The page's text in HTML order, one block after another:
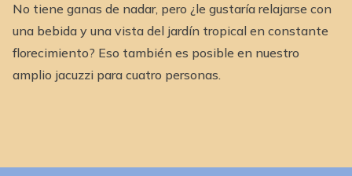
No tiene ganas de nadar, pero ¿le gustaría relajarse con
una bebida y una vista del jardín tropical en constante
florecimiento? Eso también es posible en nuestro
amplio jacuzzi para cuatro personas.